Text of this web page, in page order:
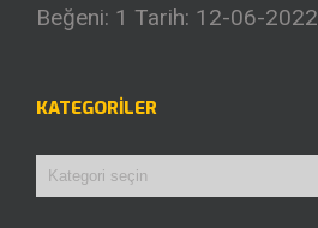
Beğeni: 1 Tarih: 12-06-2022
KATEGORILER
Kategoriler